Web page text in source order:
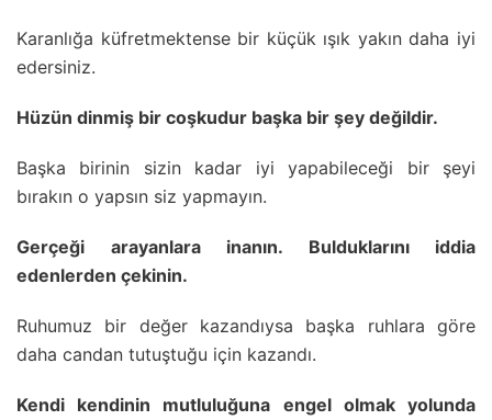
Karanlığa küfretmektense bir küçük ışık yakın daha iyi
edersiniz.
Hüzün dinmiş bir coşkudur başka bir şey değildir.
Başka birinin sizin kadar iyi yapabileceği bir şeyi
bırakın o yapsın siz yapmayın.
Gerçeği arayanlara inanın. Bulduklarını iddia
edenlerden çekinin.
Ruhumuz bir değer kazandıysa başka ruhlara göre
daha candan tutuştuğu için kazandı.
Kendi kendinin mutluluğuna engel olmak yolunda